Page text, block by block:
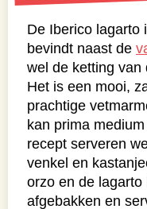
De Iberico lagarto
bevindt naast de
wel de ketting van
Het is een mooi,
prachtige
kan prima
recept serveren
venkel en
orzo en de
afgebakken en